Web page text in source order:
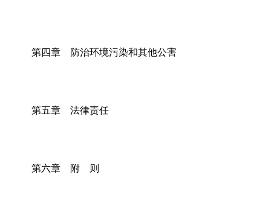
第四章 防治环境污染和其他公害
第五章 法律责任
第六章 附 则